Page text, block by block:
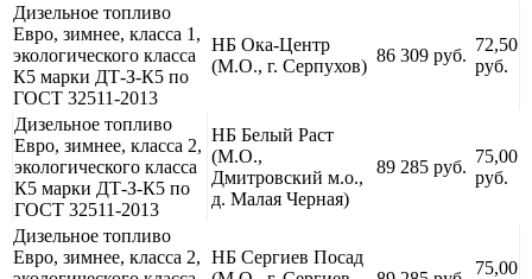
Дизельное топливо
Евро, зимнее, класса 1,
экологического класса
К5 марки ДТ-З-К5 по
ГОСТ 32511-2013
НБ Ока-Центр
(М.О., г. Серпухов)
86 309 руб.
72,50
руб.
Дизельное топливо
Евро, зимнее, класса 2,
экологического класса
К5 марки ДТ-З-К5 по
ГОСТ 32511-2013
НБ Белый Раст
(М.О.,
Дмитровский м.о.,
д. Малая Черная)
89 285 руб.
75,00
руб.
Дизельное топливо
Евро, зимнее, класса 2, НБ Сергиев Посад
75,00